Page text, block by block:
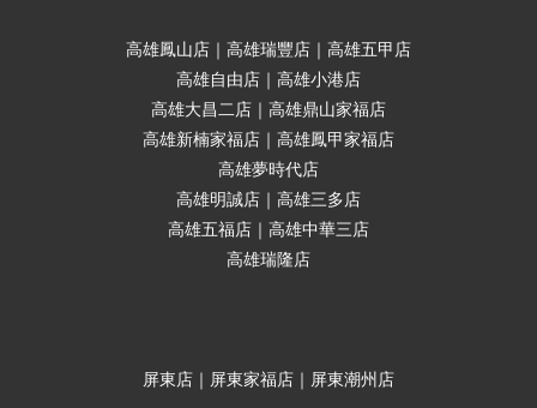
高雄鳳山店｜高雄瑞豐店｜高雄五甲店
高雄自由店｜高雄小港店
高雄大昌二店｜高雄鼎山家福店
高雄新楠家福店｜高雄鳳甲家福店
高雄夢時代店
高雄明誠店｜高雄三多店
高雄五福店｜高雄中華三店
高雄瑞隆店
屏東店｜屏東家福店｜屏東潮州店